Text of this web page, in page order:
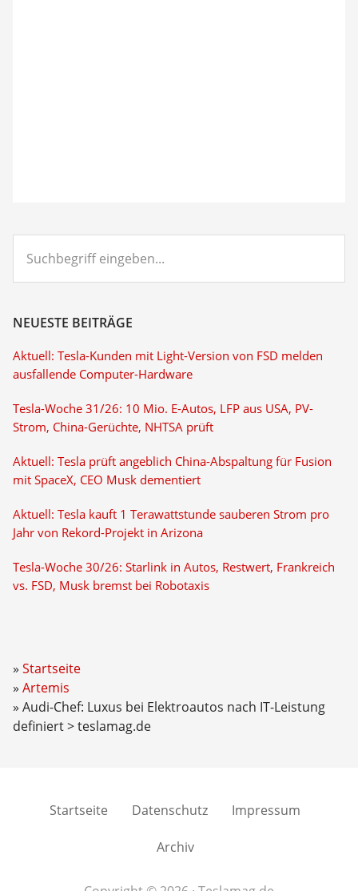
eingeben...
NEUESTE BEITRÄGE
Aktuell: Tesla-Kunden mit Light-Version von FSD melden
ausfallende Computer-Hardware
Tesla-Woche 31/26: 10 Mio. E-Autos, LFP aus USA, PV-
Strom, China-Gerüchte, NHTSA prüft
Aktuell: Tesla prüft angeblich China-Abspaltung für Fusion
mit SpaceX, CEO Musk dementiert
Aktuell: Tesla kauft 1 Terawattstunde sauberen Strom pro
Jahr von Rekord-Projekt in Arizona
Tesla-Woche 30/26: Starlink in Autos, Restwert, Frankreich
vs. FSD, Musk bremst bei Robotaxis
Startseite
Artemis
Audi-Chef: Luxus bei Elektroautos nach IT-Leistung
definiert > teslamag.de
Startseite Datenschutz Impressum
Archiv